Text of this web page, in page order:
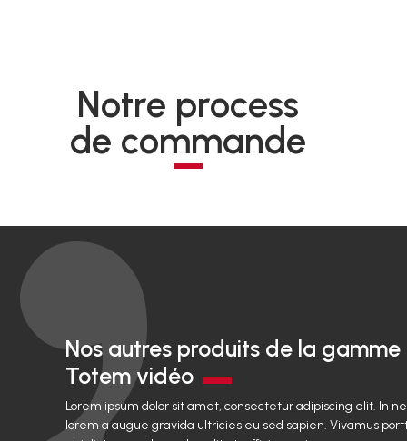
Notre process
de commande
Nos autres produits de la gamme
Totem vidéo
Lorem ipsum dolor sit amet, consectetur adipiscing elit. In
lorem a augue gravida ultricies eu sed sapien. Vivamus